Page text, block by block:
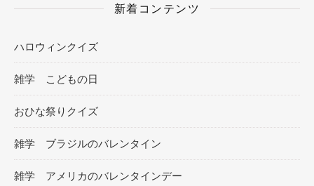
新着コンテンツ
ハロウィンクイズ
雑学 こどもの日
おひな祭りクイズ
雑学 ブラジルのバレンタイン
雑学 アメリカのバレンタインデー